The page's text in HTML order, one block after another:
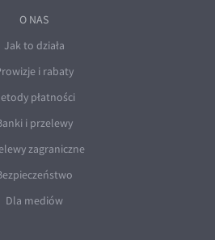
O NAS
Jak to działa
i rabaty
płatności
i przelewy
zagraniczne
Dla mediów